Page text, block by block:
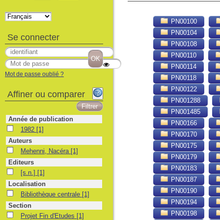
PN00100
PN00104
PN00108
PN00110
PN00114
PN00118
PN00122
PN001288
PN001485
PN00166
PN00170
PN00175
PN00179
PN00183
PN00187
PN00190
PN00194
PN00198
Se connecter
Mot de passe oublié ?
Affiner ou comparer
Année de publication
1982 1982 [1]
Auteurs
Mehenni, Nacéra
Mehenni, Nacéra [1]
Editeurs
[s.n.][s.n.] [1]
Localisation
Bibliothèque centrale
Bibliothèque centrale [1]
Section
Projet Fin d'Etudes
Projet Fin d'Etudes [1]